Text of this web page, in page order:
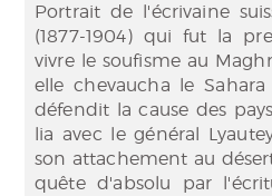
Portrait de l'écrivaine
(1877-1904) qui fut la
vivre le soufisme au
elle chevaucha le
défendit la cause des
lia avec le général
son attachement au
quête d'absolu par